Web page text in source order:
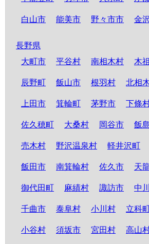
白山市 能美市 野々市市 金
長野県
大町市
平谷村 南相木村 木
辰野町 飯山市 根羽村 北相
上田市 箕輪町 茅野市 下條
佐久穂町 大桑村 岡谷市 飯
売木村 野沢温泉村 軽井沢町
飯田市 南箕輪村 佐久市 天
御代田町 麻績村 諏訪市 中
千曲市 泰阜村 小川村 立科
小谷村 須坂市 宮田村 高山